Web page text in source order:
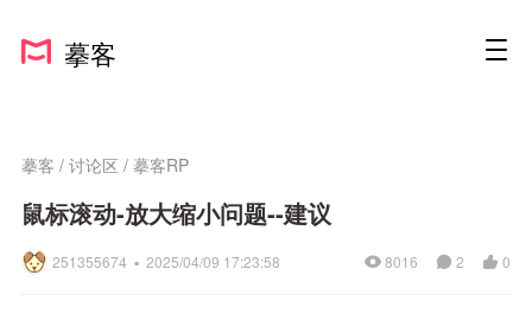
摹客
摹客 / 讨论区 / 摹客RP
鼠标滚动-放大缩小问题--建议
251355674 ▪ 2025/04/09 17:23:58 0
2
8016